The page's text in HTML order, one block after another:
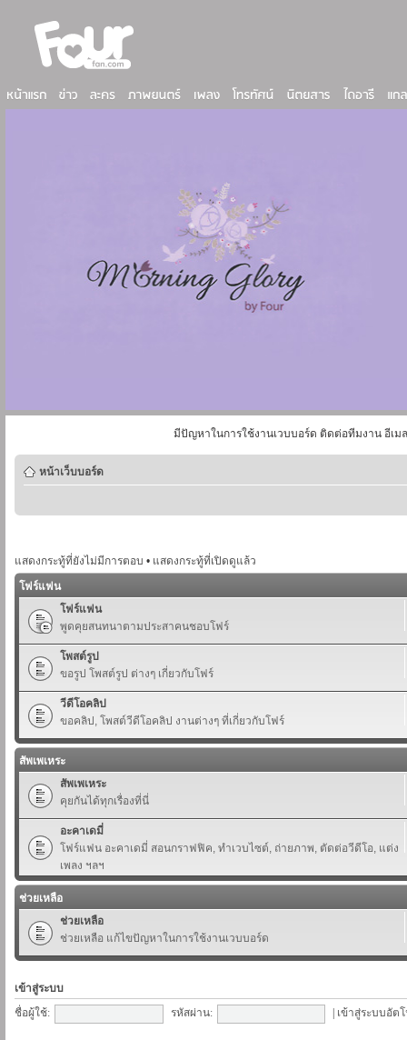
มีปัญหาในการใช้งานเวบบอร์ด ติดต่อทีมงาน อีเม
หน้าเว็บบอร์ด
แสดงกระทู้ที่ยังไม่มีการตอบ • แสดงกระทู้ที่เปิดดูแล้ว
โฟร์แฟน
โฟร์แฟน
พูดคุยสนทนาตามประสาคนชอบโฟร์
โพสต์รูป
ขอรูป โพสต์รูป ต่างๆ เกี่ยวกับโฟร์
วีดีโอคลิป
ขอคลิป, โพสต์วีดีโอคลิป งานต่างๆ ที่เกี่ยวกับโฟร์
สัพเพเหระ
สัพเพเหระ
คุยกันได้ทุกเรื่องที่นี่
อะคาเดมี่
โฟร์แฟน อะคาเดมี่ สอนกราฟฟิค, ทำเวบไซต์, ถ่ายภาพ, ตัดต่อวีดีโอ, แต่ง
เพลง ฯลฯ
ช่วยเหลือ
ช่วยเหลือ
ช่วยเหลือ แก้ไขปัญหาในการใช้งานเวบบอร์ด
เข้าสู่ระบบ
ชื่อผู้ใช้:
รหัสผ่าน: เข้าสู่ระบบอัต